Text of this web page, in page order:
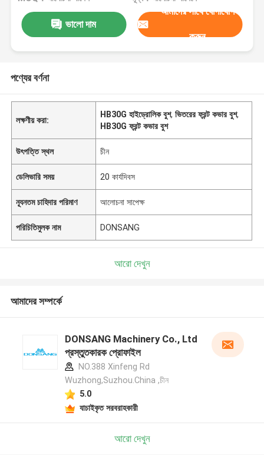
ভালো দাম
আমাদের সাথে যোগাযোগ
করুন
পণ্যের বর্ণনা
লক্ষণীয় করা:
HB30G হাইড্রোলিক বুশ,ভিতরের ফ্রন্ট কভার বুশ,
HB30G ফ্রন্ট কভার বুশ
উৎপত্তি স্থল চীন
ডেলিভারি সময় 20 কার্যদিবস
ন্যূনতম চাহিদার পরিমাণ আলোচনা সাপেক্ষ
পরিচিতিমুলক নাম DONSANG
আরো দেখুন
আমাদের সম্পর্কে
DONSANG Machinery Co., Ltd
প্রস্তুতকারক প্রোফাইল
NO.388 Xinfeng Rd
Wuzhong,Suzhou.China ,চীন
5.0
যাচাইকৃত সরবরাহকারী
আরো দেখুন